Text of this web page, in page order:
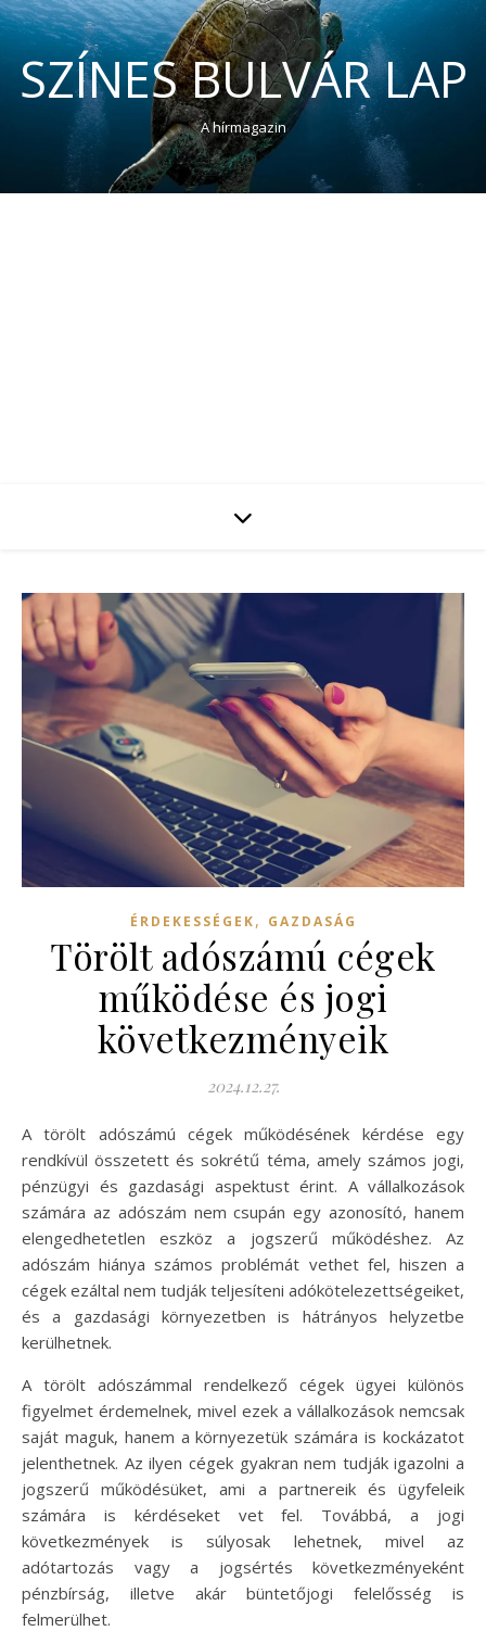
SZÍNES BULVÁR LAP
A hírmagazin
ÉRDEKESSÉGEK, GAZDASÁG
Törölt adószámú cégek
működése és jogi
következményeik
2024.12.27.
A törölt adószámú cégek működésének kérdése egy
rendkívül összetett és sokrétű téma, amely számos jogi,
pénzügyi és gazdasági aspektust érint. A vállalkozások
számára az adószám nem csupán egy azonosító, hanem
elengedhetetlen eszköz a jogszerű működéshez. Az
adószám hiánya számos problémát vethet fel, hiszen a
cégek ezáltal nem tudják teljesíteni adókötelezettségeiket,
és a gazdasági környezetben is hátrányos helyzetbe
kerülhetnek.
A törölt adószámmal rendelkező cégek ügyei különös
figyelmet érdemelnek, mivel ezek a vállalkozások nemcsak
saját maguk, hanem a környezetük számára is kockázatot
jelenthetnek. Az ilyen cégek gyakran nem tudják igazolni a
jogszerű működésüket, ami a partnereik és ügyfeleik
számára is kérdéseket vet fel. Továbbá, a jogi
következmények is súlyosak lehetnek, mivel az
adótartozás vagy a jogsértés következményeként
pénzbírság, illetve akár büntetőjogi felelősség is
felmerülhet.